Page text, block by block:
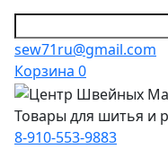
sew71ru@gmail.com
Корзина 0
Товары для шитья и
8-910-553-9883